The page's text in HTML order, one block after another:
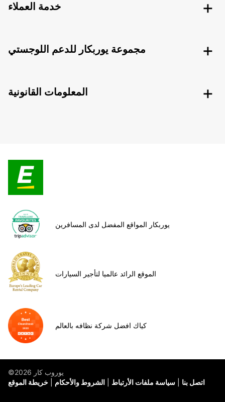
خدمة العملاء
مجموعة يوربكار للدعم اللوجستي
المعلومات القانونية
يوربكار المواقع المفضل لدى المسافرين
الموقع الرائد عالميا لتأجير السيارات
كياك افضل شركة نظافه بالعالم
©يوروب كار 2026
خريطة الموقع
الشروط والأحكام سياسة ملفات الأرتباط اتصل بنا